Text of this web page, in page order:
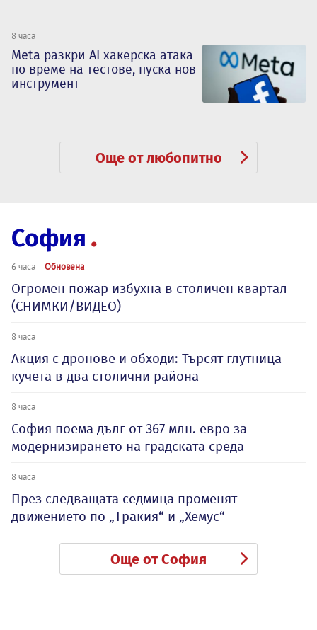
8 часа
Meta разкри AI хакерска атака
по време на тестове, пуска нов
инструмент
Още от любопитно
София
6 часа Обновена
Огромен пожар избухна в столичен квартал
(СНИМКИ/ВИДЕО)
8 часа
Акция с дронове и обходи: Търсят глутница
кучета в два столични района
8 часа
София поема дълг от 367 млн. евро за
модернизирането на градската среда
8 часа
През следващата седмица променят
движението по „Тракия“ и „Хемус“
Още от София